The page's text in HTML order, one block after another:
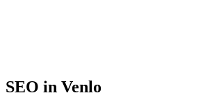
SEO in Venlo